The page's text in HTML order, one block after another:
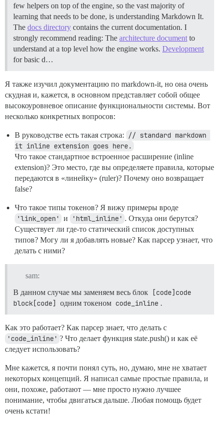
few helpers on top of the engine, so the vast majority of
learning that needs to be done, is understanding Markdown It.
The docs directory contains the current documentation. I
strongly recommend reading: The architecture document to
understand at a top level how the engine works. Development
for basic d…
Я также изучил документацию по markdown-it, но она очень
скудная и, кажется, в основном представляет собой общее
высокоуровневое описание функциональности системы. Вот
несколько конкретных вопросов:
В руководстве есть такая строка:
// standard markdown
it inline extension goes here.
Что такое стандартное встроенное расширение (inline
extension)? Это место, где вы определяете правила, которые
передаются в «линейку» (ruler)? Почему оно возвращает
false?
Что такое типы токенов? Я вижу примеры вроде
'link_open' и 'html_inline' . Откуда они берутся?
Существует ли где-то статический список доступных
типов? Могу ли я добавлять новые? Как парсер узнает, что
делать с ними?
sam:
В данном случае мы заменяем весь блок
[code]code
block[code]
одним токеном code_inline .
Как это работает? Как парсер знает, что делать с
'code_inline' ? Что делает функция state.push() и как её
следует использовать?
Мне кажется, я почти понял суть, но, думаю, мне не хватает
некоторых концепций. Я написал самые простые правила, и
они, похоже, работают — мне просто нужно лучшее
понимание, чтобы двигаться дальше. Любая помощь будет
очень кстати!